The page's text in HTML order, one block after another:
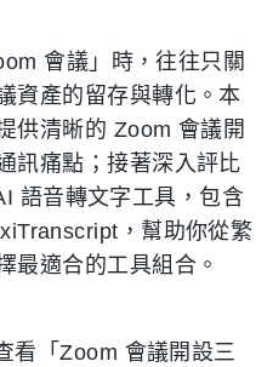
會議」時，往往只關
資產的留存與轉化。本
供清晰的 Zoom 會議開
訊痛點；接著深入評比
語音轉文字工具，包含
，幫助你從繁
最適合的工具組合。
看「Zoom 會議開設三